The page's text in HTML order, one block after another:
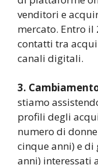
venditori e
mercato. Entro
contatti tra
canali digitali.
3.
stiamo
profili degli
numero di
cinque anni) e
anni) interessati